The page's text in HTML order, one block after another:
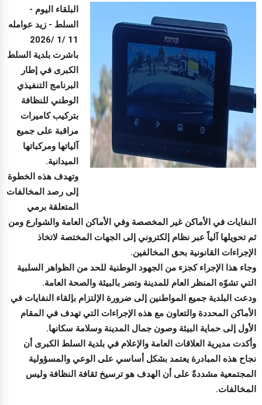
البلقاء اليوم -
السلط - زيد عوامله
11 /1 /2026
باشرت بلدية السلط
الكبرى في إطار
البرنامج التنفيذي
الوطني للنظافة
بتركيب كاميرات
مراقبة على جميع
آلياتها ومركباتها
الميدانية.
وتهدف هذه الخطوة
إلى رصد المخالفات
المتعلقة برمي
النفايات في الأماكن غير المخصصة وفي الأماكن العامة والشوارع ومن
ثم تحويلها آلياً عبر نظام إلكتروني إلى الجهات المختصة لاتخاذ
الإجراءات القانونية بحق المخالفين.
وجاء هذا الإجراء كجزء من الجهود الوطنية للحد من الظواهر السلبية
التي تشوّه المنظر العام للمدينة وتضر بالبيئة والصحة العامة.
ودعت البلدية جميع المواطنين إلى ضرورة الإلتزام بإلقاء النفايات في
الأماكن المحددة والتعاون مع هذه الإجراءات التي تهدف في المقام
الأول إلى حماية البيئة وصون جمال المدينة وسلامة سكانها.
وأكدت مديرية العلاقات العامة والإعلام في بلدية السلط الكبرى أن
نجاح هذه المبادرة يعتمد بشكل أساسي على الوعي والمسؤولية
المجتمعية مشددةً على أن الهدف هو ترسيخ ثقافة النظافة وليس
المخالفات.